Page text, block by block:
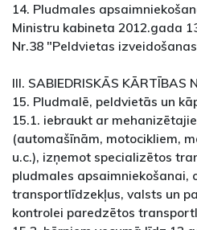
14. Pludmales
Ministru kabineta 2012.gada
Nr.38 "Peldvietas
III. SABIEDRISKĀS KĀRTĪBAS
15. Pludmalē, peldvietās un
15.1. iebraukt ar
(automašīnām, motocikliem,
u.c.), izņemot specializētos
pludmales apsaimniekošanai,
transportlīdzekļus, valsts un
kontrolei paredzētos